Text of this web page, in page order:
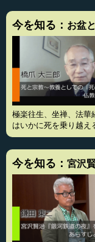
今を知る： お盆
極楽往生、坐禅、法
はいかに死を乗り越え
今を知る： 宮沢